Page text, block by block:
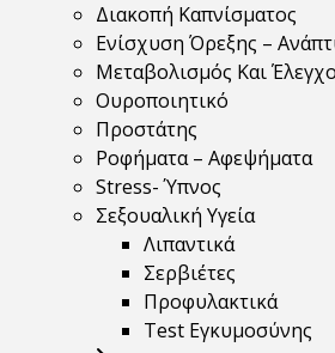
Διακοπή Καπνίσματος
Ενίσχυση Όρεξης –
Μεταβολισμός Και
Ουροποιητικό
Προστάτης
Ροφήματα – Αφεψήματα
Stress- Ύπνος
Σεξουαλική Υγεία
Λιπαντικά
Σερβιέτες
Προφυλακτικά
Test Εγκυμοσύνης